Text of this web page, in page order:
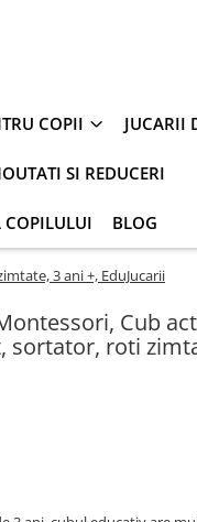
COPII JUCARII
SI REDUCERI
COPILULUI BLOG
3 ani +, EduJucarii
Cub
sortator, roti